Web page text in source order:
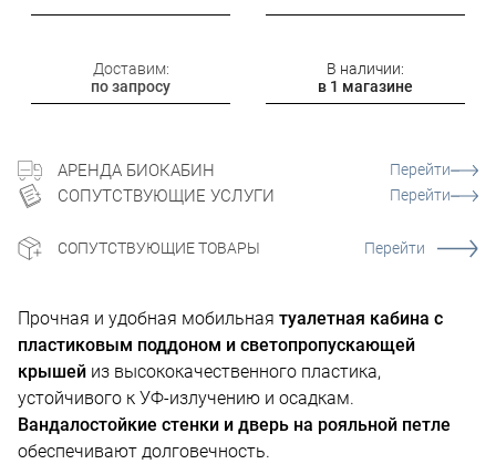
Доставим:
по запросу
В наличии:
в 1 магазине
АРЕНДА БИОКАБИН Перейти
СОПУТСТВУЮЩИЕ УСЛУГИ Перейти
СОПУТСТВУЮЩИЕ ТОВАРЫ Перейти
Прочная и удобная мобильная туалетная кабина с
пластиковым поддоном и светопропускающей
крышей из высококачественного пластика,
устойчивого к УФ-излучению и осадкам.
Вандалостойкие стенки и дверь на рояльной петле
обеспечивают долговечность.